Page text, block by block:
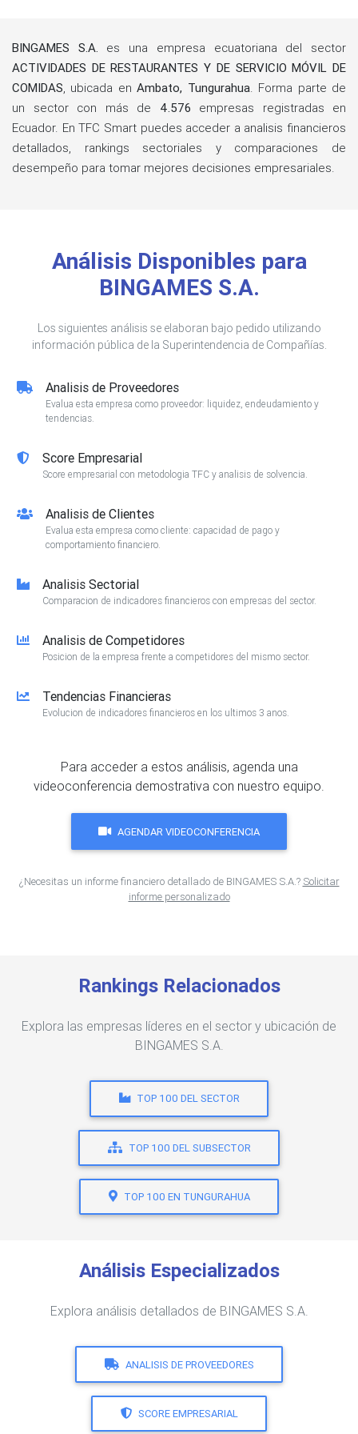
BINGAMES S.A. es una empresa ecuatoriana del sector
ACTIVIDADES DE RESTAURANTES Y DE SERVICIO MÓVIL DE
COMIDAS, ubicada enAmbato, Tungurahua. Forma parte de
un sector con más de 4.576 empresas registradas en
Ecuador. En TFC Smart puedes acceder a analisis financieros
detallados, rankings sectoriales y comparaciones de
desempeño para tomar mejores decisiones empresariales.
Análisis Disponibles para
BINGAMES S.A.
Los siguientes análisis se elaboran bajo pedido utilizando
información pública de la Superintendencia de Compañías.
Analisis de Proveedores
Evalua esta empresa como proveedor: liquidez, endeudamiento y
tendencias.
Score Empresarial
Score empresarial con metodologia TFC y analisis de solvencia.
Analisis de Clientes
Evalua esta empresa como cliente: capacidad de pago y
comportamiento financiero.
Analisis Sectorial
Comparacion de indicadores financieros con empresas del sector.
Analisis de Competidores
Posicion de la empresa frente a competidores del mismo sector.
Tendencias Financieras
Evolucion de indicadores financieros en los ultimos 3 anos.
Para acceder a estos análisis, agenda una
videoconferencia demostrativa con nuestro equipo.
AGENDAR VIDEOCONFERENCIA
¿Necesitas un informe financiero detallado de BINGAMES S.A.? Solicitar
informe personalizado
Rankings Relacionados
Explora las empresas líderes en el sector y ubicación de
BINGAMES S.A.
TOP 100 DEL SECTOR
TOP 100 DEL SUBSECTOR
TOP 100 EN TUNGURAHUA
Análisis Especializados
Explora análisis detallados de BINGAMES S.A.
ANALISIS DE PROVEEDORES
SCORE EMPRESARIAL